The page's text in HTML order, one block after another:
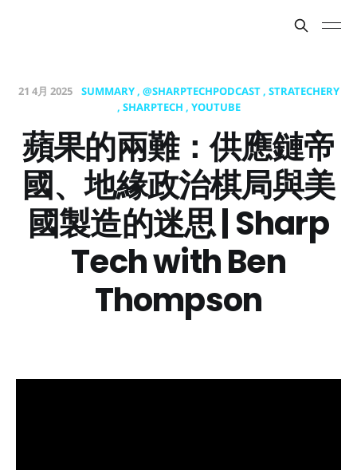
21 4月 2025 SUMMARY @SHARPTECHPODCAST STRATECHERY
SHARPTECH
YOUTUBE
蘋果的兩難：供應鏈帝
國、地緣政治棋局與美
國製造的迷思 | Sharp
Tech with Ben
Thompson